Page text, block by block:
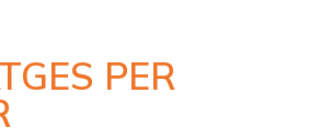
PER